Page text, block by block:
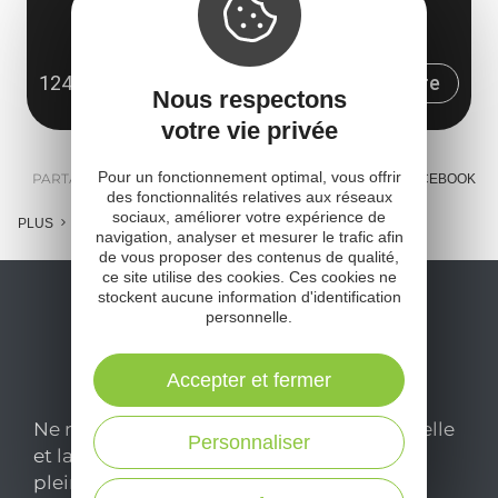
ZA Les Amourals
12450 Luc-la-Primaube
Obtenir l'itinéraire
PARTAGER : E-MAIL MESSENGER FACEBOOK
PLUS
Ne manquez pas notre newsletter mensuelle
et laissez-vous inspirer pour profiter
pleinement de votre séjour en Aveyron.
Nous respectons
votre vie privée
Pour un fonctionnement optimal, vous offrir
des fonctionnalités relatives aux réseaux
sociaux, améliorer votre expérience de
navigation, analyser et mesurer le trafic afin
de vous proposer des contenus de qualité,
ce site utilise des cookies. Ces cookies ne
stockent aucune information d'identification
personnelle.
Personnaliser
Accepter et fermer